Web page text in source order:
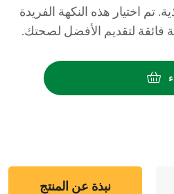
تم اختيار هذه النكهة الفريدة
فائقة لتقديم الأفضل لصحتك.
نبذة عن المنتج